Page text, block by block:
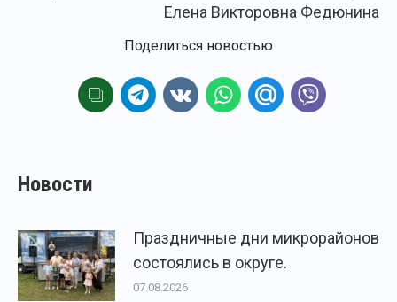
Елена Викторовна Федюнина
Поделиться новостью
Новости
Праздничные дни микрорайонов
состоялись в округе.
07.08.2026